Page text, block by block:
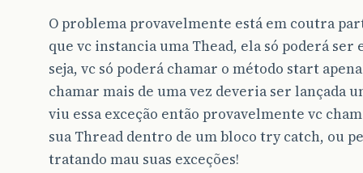
O problema provavelmente está em coutra
que vc instancia uma Thead, ela só poderá ser
seja, vc só poderá chamar o método start
chamar mais de uma vez deveria ser lançada
viu essa exceção então provavelmente vc
sua Thread dentro de um bloco try catch, ou
tratando mau suas exceções!